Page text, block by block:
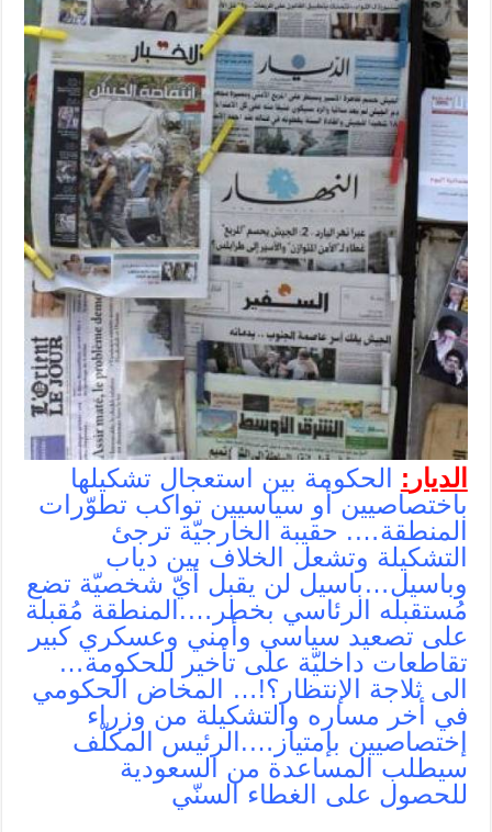
الديار : الحكومة بين استعجال تشكيلها
باختصاصيين أو سياسيين تواكب تطوّرات
المنطقة…. حقيبة الخارجيّة ترجئ
التشكيلة وتشعل الخلاف بين دياب
وباسيل…باسيل لن يقبل أيّ شخصيّة تضع
مُستقبله الرئاسي بخطر….المنطقة مُقبلة
على تصعيد سياسي وأمني وعسكري كبير
تقاطعات داخليّة على تأخير للحكومة…
الى ثلاجة الإنتظار؟!… المخاض الحكومي
في أخر مساره والتشكيلة من وزراء
إختصاصيين بإمتياز….الرئيس المكلّف
سيطلب المساعدة من السعودية
للحصول على الغطاء السنّي